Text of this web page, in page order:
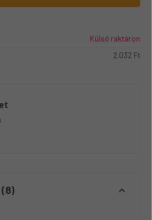
Külső raktáron
2.032 Ft
8